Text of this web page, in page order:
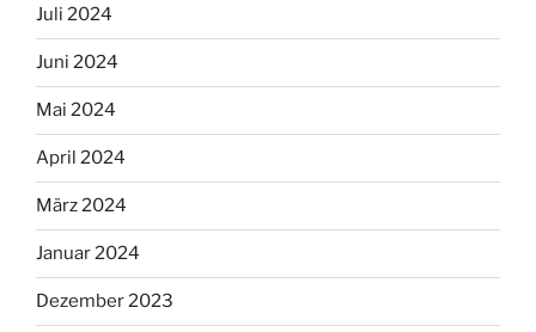
Juli 2024
Juni 2024
Mai 2024
April 2024
März 2024
Januar 2024
Dezember 2023